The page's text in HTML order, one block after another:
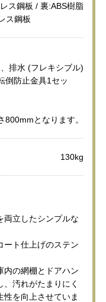
ス鋼板 / 裏:ABS樹脂
ス鋼板
排水 (フレキシブル)
倒防止金具1セッ
となります。
130kg
両立したシンプルな
ート仕上げのステン
内の網棚とドアハン
、汚れがたまりにく
性を向上させていま